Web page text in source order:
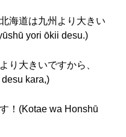
海道は九州より大きい
yori ōkii desu.)
り大きいですから、
kara,)
！(Kotae wa Honshū